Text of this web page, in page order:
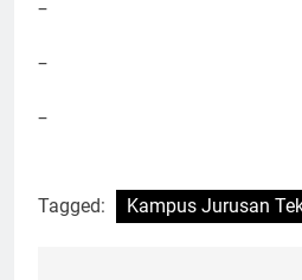
–
–
–
Tagged: Kampus Jurusan